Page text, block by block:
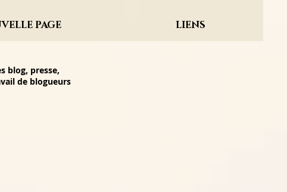
PAGE LIENS
blog, presse,
de blogueurs